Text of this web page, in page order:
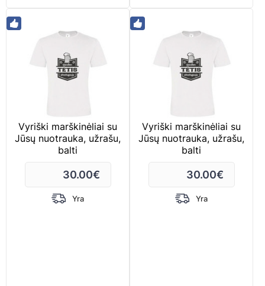
Vyriški marškinėliai su
Jūsų nuotrauka, užrašu,
balti
30.00€
Yra
Vyriški marškinėliai su
Jūsų nuotrauka, užrašu,
balti
30.00€
Yra